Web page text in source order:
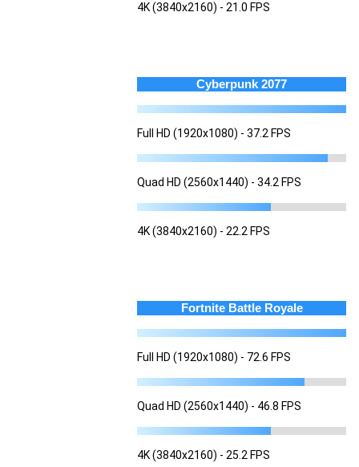
4K (3840x2160) - 21.0 FPS
Cyberpunk 2077
Full HD (1920x1080) - 37.2 FPS
Quad HD (2560x1440) - 34.2 FPS
4K (3840x2160) - 22.2 FPS
Fortnite Battle Royale
Full HD (1920x1080) - 72.6 FPS
Quad HD (2560x1440) - 46.8 FPS
4K (3840x2160) - 25.2 FPS